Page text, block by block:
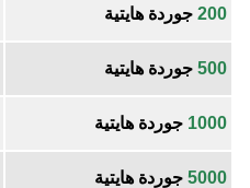
200 جوردة هايتية
500 جوردة هايتية
1000 جوردة هايتية
5000 جوردة هايتية